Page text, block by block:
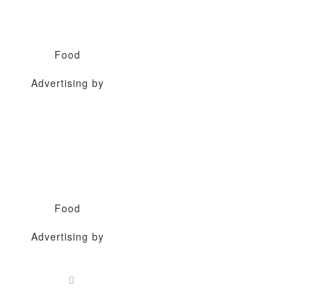
Food
Advertising by
Food
Advertising by